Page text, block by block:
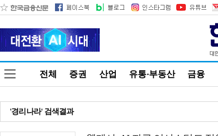
전체 증권 산업 유통·부동산 금융
'경리나라' 검색결과